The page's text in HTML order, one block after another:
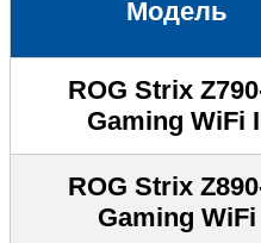
Модель
ROG Strix
Gaming WiFi
ROG Strix
Gaming WiFi